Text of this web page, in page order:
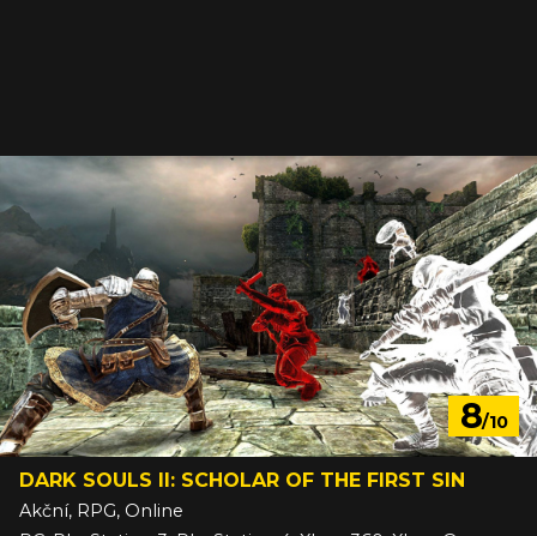
8/10
DARK SOULS II: SCHOLAR OF THE FIRST SIN
Akční, RPG, Online